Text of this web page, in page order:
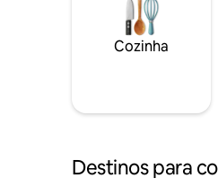
Cozinha
Destinos para